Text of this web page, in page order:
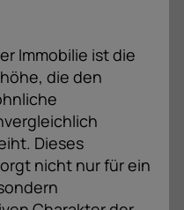
Immobilie ist die
die den
Dieses
nicht nur für ein